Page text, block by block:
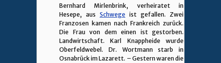
Bernhard Mirlenbrink, verheiratet in
Hesepe, aus Schwege ist gefallen. Zwei
Franzosen kamen nach Frankreich zurück.
Die Frau von dem einen ist gestorben.
Landwirtschaft. Karl Knappheide wurde
Oberfeldwebel. Dr. Wortmann starb in
Osnabrück im Lazarett. – Gestern waren die